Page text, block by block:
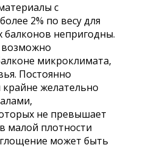
с
2% по весу для
балконов непригодны.
микроклимата,
Постоянно
желательно
не превышает
малой плотности
может быть